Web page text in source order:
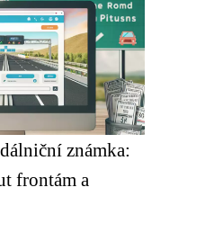
známka:
frontám a